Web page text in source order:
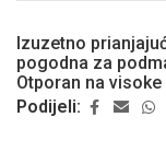
Izuzetno
pogodna za
Otporan na
Podijeli: